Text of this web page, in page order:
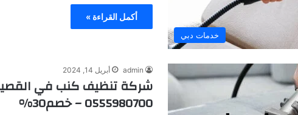
خدمات دبي
أكمل القراءة »
admin أبريل 14, 2024
شركة تنظيف كنب في
0555980700 – خصم30%